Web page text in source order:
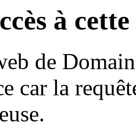
à
de
car la